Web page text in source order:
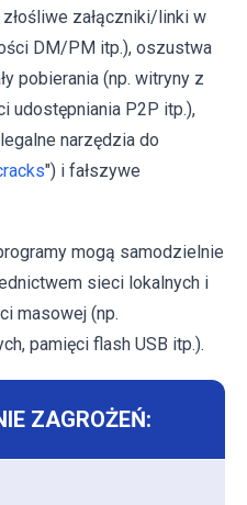
załączniki/linki w
DM/PM itp.), oszustwa
pobierania (np. witryny z
udostępniania P2P itp.),
narzędzia do
") i fałszywe
mogą samodzielnie
sieci lokalnych i
masowej (np.
pamięci flash USB itp.).
ZAGROŻEŃ: